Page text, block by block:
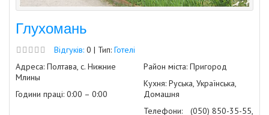
Глухомань
Відгуків: 0 | Тип: Готелі
Адреса: Полтава, с. Нижние
Млины
Години праці: 0:00 – 0:00
Район міста: Пригород
Кухня: Руська, Українська,
Домашня
Телефони:
(050) 850-35-55,